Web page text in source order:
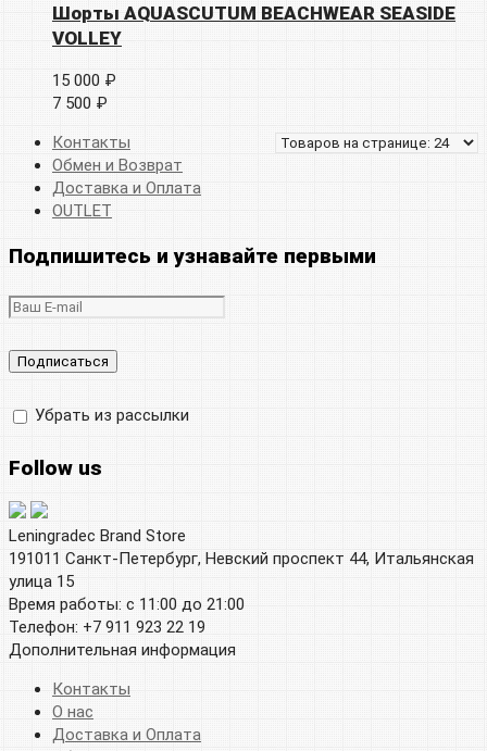
Шорты AQUASCUTUM BEACHWEAR SEASIDE
VOLLEY
15 000 ₽
7 500 ₽
Контакты
Обмен и Возврат
Доставка и Оплата
OUTLET
Подпишитесь и узнавайте первыми
Убрать из рассылки
Follow us
Leningradec Brand Store
191011 Санкт-Петербург, Невский проспект 44, Итальянская
улица 15
Время работы: с 11:00 до 21:00
Телефон: +7 911 923 22 19
Дополнительная информация
Контакты
О нас
Доставка и Оплата